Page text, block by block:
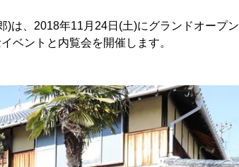
は、2018年11月24日(土)にグランドオープン
ベントと内覧会を開催します。